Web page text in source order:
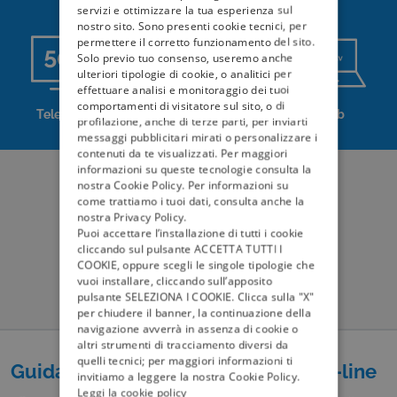
Televisore Mobile Web
Guida Elettronica ai Programmi On-line
servizi e ottimizzare la tua esperienza sul
nostro sito. Sono presenti cookie tecnici, per
permettere il corretto funzionamento del sito.
Solo previo tuo consenso, useremo anche
ulteriori tipologie di cookie, o analitici per
effettuare analisi e monitoraggio dei tuoi
comportamenti di visitatore sul sito, o di
profilazione, anche di terze parti, per inviarti
messaggi pubblicitari mirati o personalizzare i
contenuti da te visualizzati. Per maggiori
informazioni su queste tecnologie consulta la
nostra Cookie Policy. Per informazioni su
come trattiamo i tuoi dati, consulta anche la
nostra Privacy Policy.
Puoi accettare l’installazione di tutti i cookie
cliccando sul pulsante ACCETTA TUTTI I
COOKIE, oppure scegli le singole tipologie che
vuoi installare, cliccando sull’apposito
pulsante SELEZIONA I COOKIE. Clicca sulla "X"
per chiudere il banner, la continuazione della
navigazione avverrà in assenza di cookie o
altri strumenti di tracciamento diversi da
quelli tecnici; per maggiori informazioni ti
invitiamo a leggere la nostra Cookie Policy.
Leggi la cookie policy